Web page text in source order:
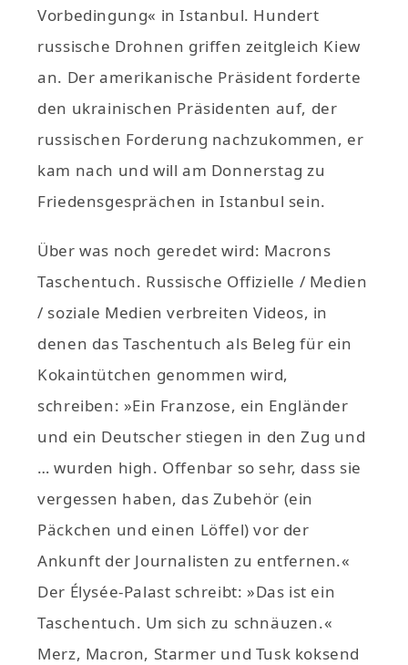
Vorbedingung« in Istanbul. Hundert
russische Drohnen griffen zeitgleich Kiew
an. Der amerikanische Präsident forderte
den ukrainischen Präsidenten auf, der
russischen Forderung nachzukommen, er
kam nach und will am Donnerstag zu
Friedensgesprächen in Istanbul sein.
Über was noch geredet wird: Macrons
Taschentuch. Russische Offizielle / Medien
/ soziale Medien verbreiten Videos, in
denen das Taschentuch als Beleg für ein
Kokaintütchen genommen wird,
schreiben: »Ein Franzose, ein Engländer
und ein Deutscher stiegen in den Zug und
… wurden high. Offenbar so sehr, dass sie
vergessen haben, das Zubehör (ein
Päckchen und einen Löffel) vor der
Ankunft der Journalisten zu entfernen.«
Der Élysée-Palast schreibt: »Das ist ein
Taschentuch. Um sich zu schnäuzen.«
Merz, Macron, Starmer und Tusk koksend